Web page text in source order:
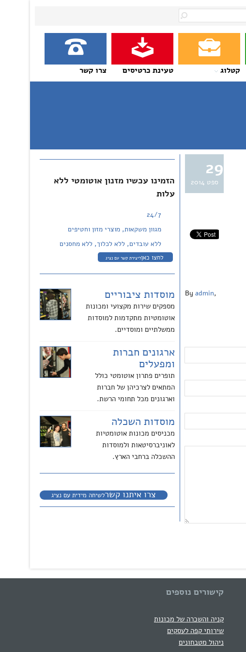
קטלוג טעינת כרטיסים צרו קשר
29
ספט 2014
By admin,
הזמינו עכשיו מזנון אוטומטי ללא
עלות
24/7
מגוון משקאות, מוצרי מזון וחטיפים
ללא עובדים, ללא לכלוך, ללא מחסנים
לחצו כאןליצירת קשר עם נציג
מוסדות ציבוריים
מספקים שירות מקצועי ומכונות
אוטומטיות מתקדמות למוסדות
ממשלתיים ומוסדיים.
ארגונים חברות
ומפעלים
תופרים פתרון אוטומטי כולל
המתאים לצרכיהן של חברות
וארגונים מכל תחומי הרשת.
מוסדות השכלה
מכניסים מכונות אוטומטיות
לאוניברסיטאות ולמוסדות
ההשכלה ברחבי הארץ.
צרו איתנו קשרלשיחה מידית עם נציג
קישורים נוספים
קניה והשכרה של מכונות
שירותי קפה לעסקים
ניהול מטבחונים